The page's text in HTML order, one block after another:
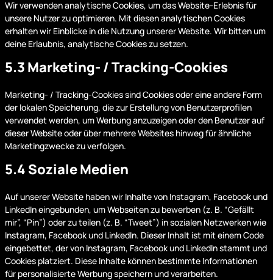
Wir verwenden analytische Cookies, um das Website-Erlebnis für
unsere Nutzer zu optimieren. Mit diesen analytischen Cookies
erhalten wir Einblicke in die Nutzung unserer Website. Wir bitten um
deine Erlaubnis, analytische Cookies zu setzen.
5.3 Marketing- / Tracking-Cookies
Marketing- / Tracking-Cookies sind Cookies oder eine andere Form
der lokalen Speicherung, die zur Erstellung von Benutzerprofilen
verwendet werden, um Werbung anzuzeigen oder den Benutzer auf
dieser Website oder über mehrere Websites hinweg für ähnliche
Marketingzwecke zu verfolgen.
5.4 Soziale Medien
Auf unserer Website haben wir Inhalte von Instagram, Facebook und
LinkedIn eingebunden, um Webseiten zu bewerben (z. B. “Gefällt
mir”, “Pin”) oder zu teilen (z. B. “Tweet”) in sozialen Netzwerken wie
Instagram, Facebook und LinkedIn. Dieser Inhalt ist mit einem Code
eingebettet, der von Instagram, Facebook und LinkedIn stammt und
Cookies platziert. Diese Inhalte können bestimmte Informationen
für personalisierte Werbung speichern und verarbeiten.